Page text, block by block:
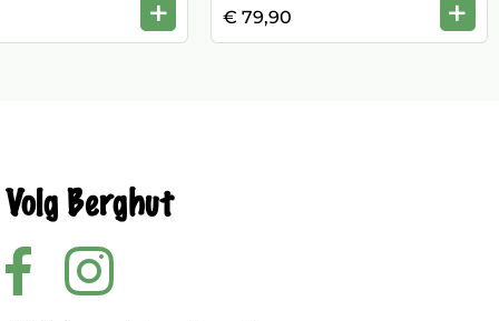
+ € 79,90 +
Volg Berghut